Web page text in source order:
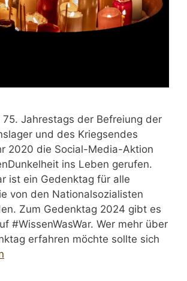
75. Jahrestags der Befreiung der
und des Kriegsendes
2020 die Social-Media-Aktion
ins Leben gerufen.
ist ein Gedenktag für alle
von den Nationalsozialisten
Zum Gedenktag 2024 gibt es
#WissenWasWar. Wer mehr über
erfahren möchte sollte sich